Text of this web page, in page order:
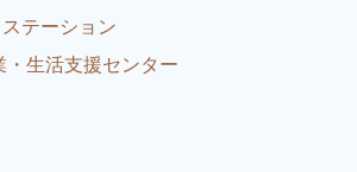
テーション
・生活支援センター